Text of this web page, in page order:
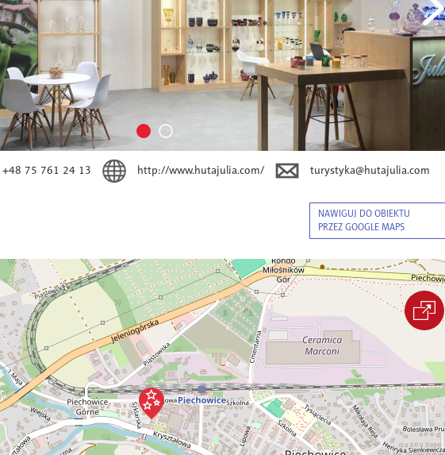
+48 75 761 24 13 http://www.hutajulia.com/ turystyka@hutajulia.com
NAWIGUJ DO OBIEKTU
PRZEZ GOOGLE MAPS